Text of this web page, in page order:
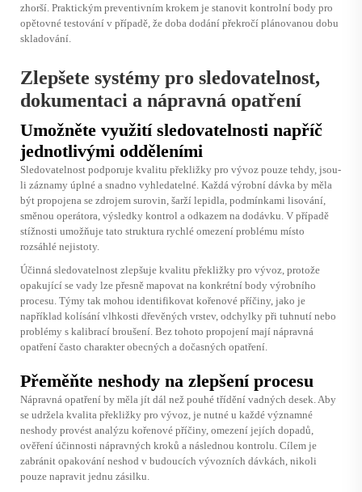
zhorší. Praktickým preventivním krokem je stanovit kontrolní body pro
opětovné testování v případě, že doba dodání překročí plánovanou dobu
skladování.
Zlepšete systémy pro sledovatelnost,
dokumentaci a nápravná opatření
Umožněte využití sledovatelnosti napříč
jednotlivými odděleními
Sledovatelnost podporuje kvalitu překližky pro vývoz pouze tehdy, jsou-
li záznamy úplné a snadno vyhledatelné. Každá výrobní dávka by měla
být propojena se zdrojem surovin, šarží lepidla, podmínkami lisování,
směnou operátora, výsledky kontrol a odkazem na dodávku. V případě
stížnosti umožňuje tato struktura rychlé omezení problému místo
rozsáhlé nejistoty.
Účinná sledovatelnost zlepšuje kvalitu překližky pro vývoz, protože
opakující se vady lze přesně mapovat na konkrétní body výrobního
procesu. Týmy tak mohou identifikovat kořenové příčiny, jako je
například kolísání vlhkosti dřevěných vrstev, odchylky při tuhnutí nebo
problémy s kalibrací broušení. Bez tohoto propojení mají nápravná
opatření často charakter obecných a dočasných opatření.
Přeměňte neshody na zlepšení procesu
Nápravná opatření by měla jít dál než pouhé třídění vadných desek. Aby
se udržela kvalita překližky pro vývoz, je nutné u každé významné
neshody provést analýzu kořenové příčiny, omezení jejích dopadů,
ověření účinnosti nápravných kroků a následnou kontrolu. Cílem je
zabránit opakování neshod v budoucích vývozních dávkách, nikoli
pouze napravit jednu zásilku.